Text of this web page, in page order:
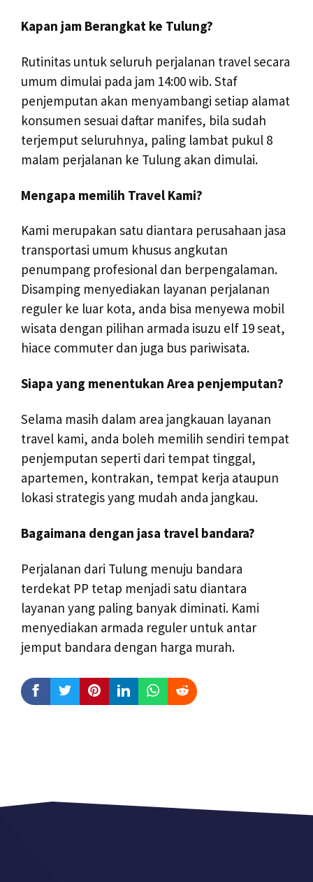
Kapan jam Berangkat ke Tulung?
Rutinitas untuk seluruh perjalanan travel secara
umum dimulai pada jam 14:00 wib. Staf
penjemputan akan menyambangi setiap alamat
konsumen sesuai daftar manifes, bila sudah
terjemput seluruhnya, paling lambat pukul 8
malam perjalanan ke Tulung akan dimulai.
Mengapa memilih Travel Kami?
Kami merupakan satu diantara perusahaan jasa
transportasi umum khusus angkutan
penumpang profesional dan berpengalaman.
Disamping menyediakan layanan perjalanan
reguler ke luar kota, anda bisa menyewa mobil
wisata dengan pilihan armada isuzu elf 19 seat,
hiace commuter dan juga bus pariwisata.
Siapa yang menentukan Area penjemputan?
Selama masih dalam area jangkauan layanan
travel kami, anda boleh memilih sendiri tempat
penjemputan seperti dari tempat tinggal,
apartemen, kontrakan, tempat kerja ataupun
lokasi strategis yang mudah anda jangkau.
Bagaimana dengan jasa travel bandara?
Perjalanan dari Tulung menuju bandara
terdekat PP tetap menjadi satu diantara
layanan yang paling banyak diminati. Kami
menyediakan armada reguler untuk antar
jemput bandara dengan harga murah.